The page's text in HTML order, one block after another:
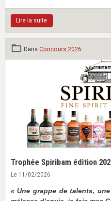
Lire la suite
Dans Concours 2026
Trophée Spiribam édition
Le 11/02/2026
« Une grappe de talents,